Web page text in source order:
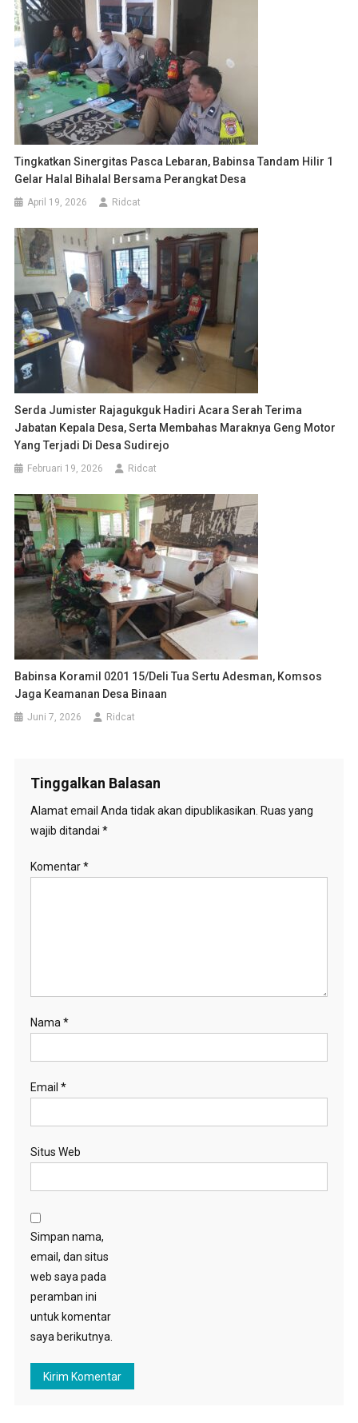
Tingkatkan Sinergitas Pasca Lebaran, Babinsa Tandam Hilir 1
Gelar Halal Bihalal Bersama Perangkat Desa
April 19, 2026 Ridcat
Serda Jumister Rajagukguk Hadiri Acara Serah Terima
Jabatan Kepala Desa, Serta Membahas Maraknya Geng Motor
Yang Terjadi Di Desa Sudirejo
Februari 19, 2026 Ridcat
Babinsa Koramil 0201 15/Deli Tua Sertu Adesman, Komsos
Jaga Keamanan Desa Binaan
Juni 7, 2026 Ridcat
Tinggalkan Balasan
Alamat email Anda tidak akan dipublikasikan. Ruas yang
wajib ditandai *
Komentar*
Nama*
Email *
Situs Web
Simpan nama,
email, dan situs
web saya pada
peramban ini
untuk komentar
saya berikutnya.